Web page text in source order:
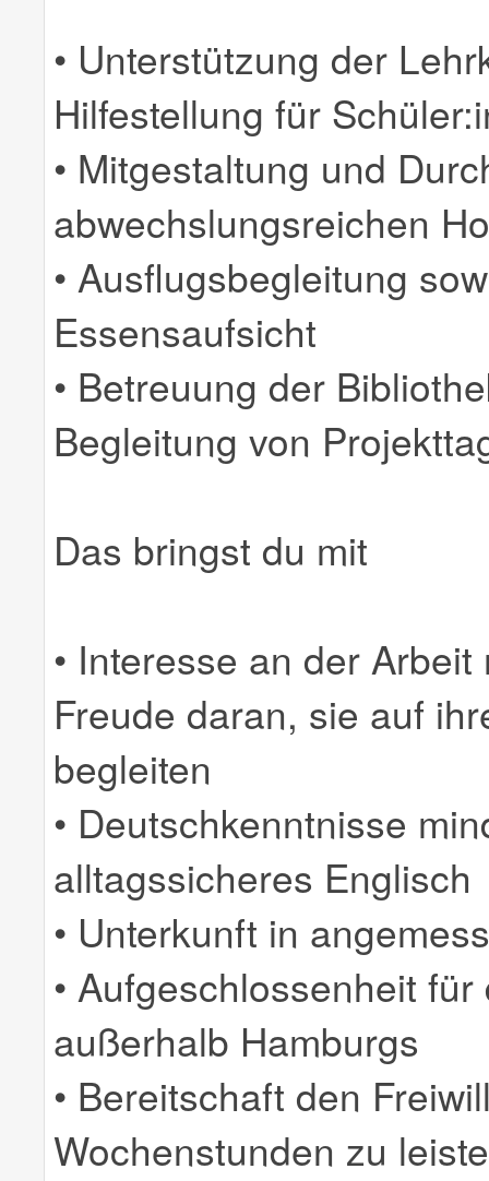
• Unterstützung der
Hilfestellung für
• Mitgestaltung und
abwechslungsreichen
• Ausflugsbegleitung
Essensaufsicht
• Betreuung der
Begleitung von
Das bringst du mit
• Interesse an der
Freude daran, sie auf
begleiten
• Deutschkenntnisse
alltagssicheres Englisch
• Unterkunft in
• Aufgeschlossenheit
außerhalb Hamburgs
• Bereitschaft den
Wochenstunden zu